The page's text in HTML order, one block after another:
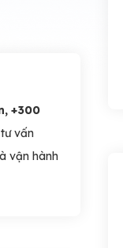
+300
vấn
vận hành